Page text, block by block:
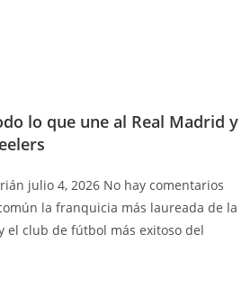
lo que une al Real Madrid y
julio 4, 2026 No hay comentarios
la franquicia más laureada de la
el club de fútbol más exitoso del